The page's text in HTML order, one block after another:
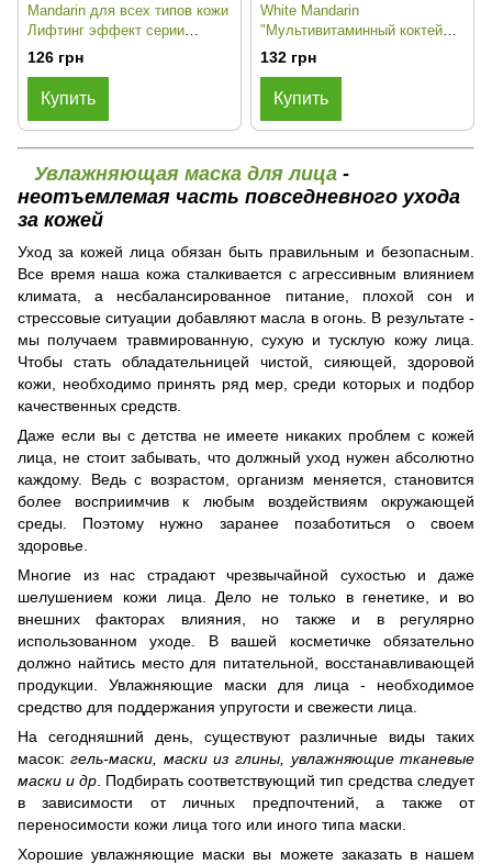
Mandarin для всех типов кожи
Лифтинг эффект серии
Морские водоросли
126 грн
Купить
White Mandarin
"Мультивитаминный коктейль"
для всех типов кожи серии
Пророщенные зерна
132 грн
Купить
Увлажняющая маска для лица -
неотъемлемая часть повседневного ухода
за кожей
Уход за кожей лица обязан быть правильным и безопасным.
Все время наша кожа сталкивается с агрессивным влиянием
климата, а несбалансированное питание, плохой сон и
стрессовые ситуации добавляют масла в огонь. В результате -
мы получаем травмированную, сухую и тусклую кожу лица.
Чтобы стать обладательницей чистой, сияющей, здоровой
кожи, необходимо принять ряд мер, среди которых и подбор
качественных средств.
Даже если вы с детства не имеете никаких проблем с кожей
лица, не стоит забывать, что должный уход нужен абсолютно
каждому. Ведь с возрастом, организм меняется, становится
более восприимчив к любым воздействиям окружающей
среды. Поэтому нужно заранее позаботиться о своем
здоровье.
Многие из нас страдают чрезвычайной сухостью и даже
шелушением кожи лица. Дело не только в генетике, и во
внешних факторах влияния, но также и в регулярно
использованном уходе. В вашей косметичке обязательно
должно найтись место для питательной, восстанавливающей
продукции. Увлажняющие маски для лица - необходимое
средство для поддержания упругости и свежести лица.
На сегодняшний день, существуют различные виды таких
масок:гель-маски, маски из глины, увлажняющие тканевые
маски и др . Подбирать соответствующий тип средства следует
в зависимости от личных предпочтений, а также от
переносимости кожи лица того или иного типа маски.
Хорошие увлажняющие маски вы можете заказать в нашем